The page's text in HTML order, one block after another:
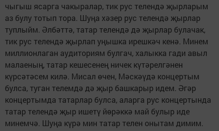
чыгыш ясарга чакыралар, тик рус телендә җырларым
аз булу тотып тора. Шуңа хәзер рус телендә җырлар
туплыйм. Әлбәттә, татар телендә дә җырлар булачак,
тик рус телендә җырлап уңышка ирешкәч кенә. Минем
миллионлаган аудиториям булгач, халыкка гади авыл
малаеның, татар кешесенең ничек күтәрелгәнен
күрсәтәсем килә. Мисал өчен, Мәскәүдә концертым
булса, туган телемдә дә җыр башкарыр идем. Әгәр
концертымда татарлар булса, аларга рус концертында
татар телендә җыр ишетү йөрәккә май булыр иде
минемчә. Шуңа күрә мин татар телен онытам димим.